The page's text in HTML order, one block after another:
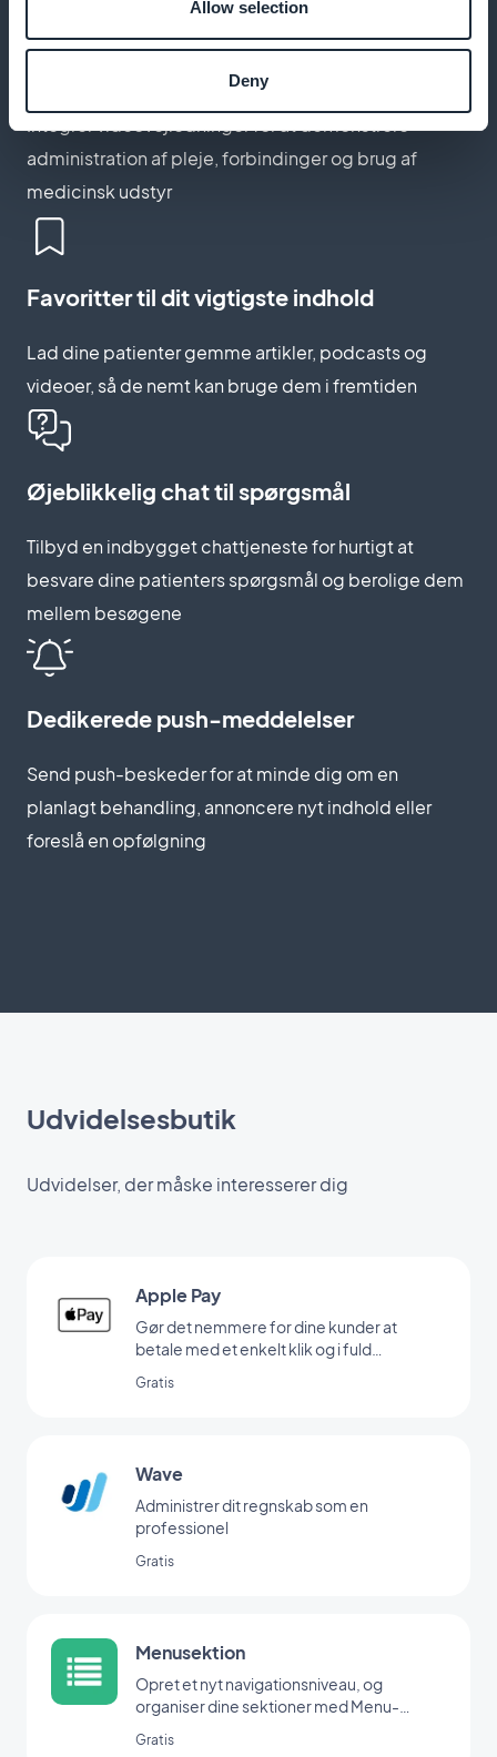
Allow selection
Deny
Videoer med demonstration af sygepleje
Integrer videovejledninger for at demonstrere
administration af pleje, forbindinger og brug af
medicinsk udstyr
Favoritter til dit vigtigste indhold
Lad dine patienter gemme artikler, podcasts og
videoer, så de nemt kan bruge dem i fremtiden
Øjeblikkelig chat til spørgsmål
Tilbyd en indbygget chattjeneste for hurtigt at
besvare dine patienters spørgsmål og berolige dem
mellem besøgene
Dedikerede push-meddelelser
Send push-beskeder for at minde dig om en
planlagt behandling, annoncere nyt indhold eller
foreslå en opfølgning
Udvidelsesbutik
Udvidelser, der måske interesserer dig
Apple Pay
Gør det nemmere for dine kunder at
betale med et enkelt klik og i fuld
Gratis
Wave
Administrer dit regnskab som en
professionel
Gratis
Menusektion
Opret et nyt navigationsniveau, og
organiser dine sektioner med Menu-
Gratis